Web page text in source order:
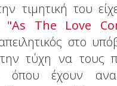
τιμητική του
"As The Love
στο
την τύχη να τους
όπου έχουν